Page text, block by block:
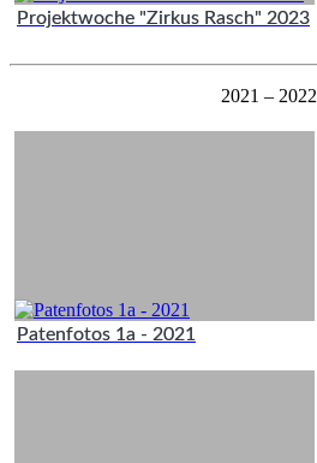
Projektwoche "Zirkus Rasch" 2023
2021 – 2022
Patenfotos 1a - 2021